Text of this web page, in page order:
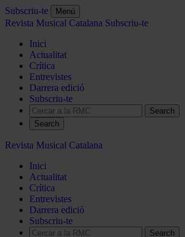
Subscriu-te Menú
Revista Musical Catalana Subscriu-te
Inici
Actualitat
Crítica
Entrevistes
Darrera edició
Subscriu-te
Search
Revista Musical Catalana
Inici
Actualitat
Crítica
Entrevistes
Darrera edició
Subscriu-te